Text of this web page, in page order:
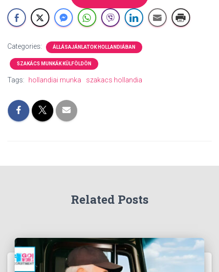
Categories: ÁLLÁSAJÁNLATOK HOLLANDIÁBAN
SZAKÁCS MUNKÁK KÜLFÖLDÖN
Tags: hollandiai munka szakacs hollandia
Related Posts